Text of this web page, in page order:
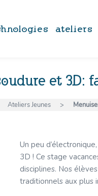
ateliers
et 3D:
Ateliers Jeunes >
Un peu
3D ! Ce stage
disciplines. Nos
traditionnels aux plus